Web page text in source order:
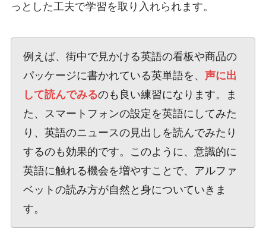
っとした工夫で学習を取り入れられます。
例えば、街中で見かける英語の看板や商品の
パッケージに書かれている英単語を、 声に出
して読んでみるのも良い練習になります。ま
た、スマートフォンの設定を英語にしてみた
り、英語のニュースの見出しを読んでみたり
するのも効果的です。このように、意識的に
英語に触れる機会を増やすことで、アルファ
ベットの読み方が自然と身についていきま
す。